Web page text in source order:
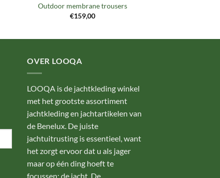
Outdoor membrane trousers
€159,00
OVER LOOQA
LOOQA is de jachtkleding winkel
met het grootste assortiment
jachtkleding en jachtartikelen van
de Benelux. De juiste
jachtuitrusting is essentieel, want
het zorgt ervoor dat u als jager
maar op één ding hoeft te
focussen: de jacht. De